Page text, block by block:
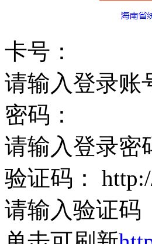
卡号：
请输入登录账
密码：
请输入登录密
验证码：
请输入验证码